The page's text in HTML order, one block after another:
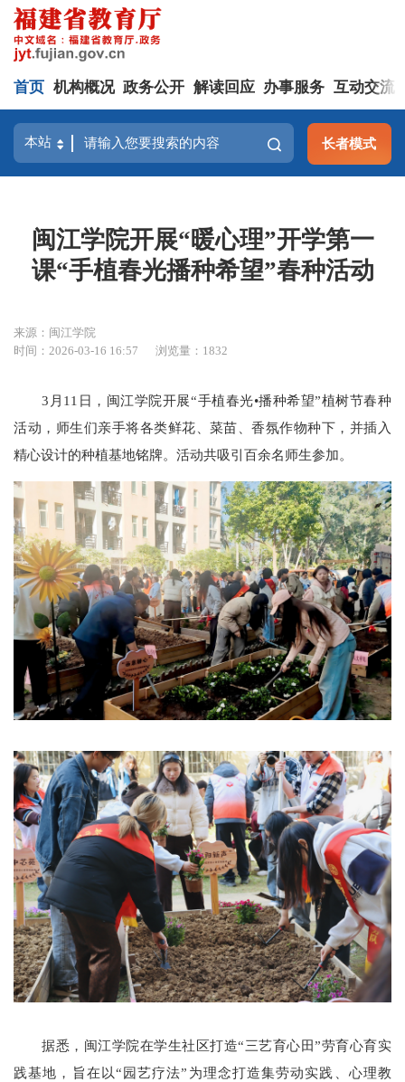
首页 机构概况 政务公开 解读回应 办事服务 互动交流
长者模式
闽江学院开展“暖心理”开学第一
课“手植春光播种希望”春种活动
来源：闽江学院
时间：2026-03-16 16:57
浏览量：1832
3月11日，闽江学院开展“手植春光•播种希望”植树节春种
活动，师生们亲手将各类鲜花、菜苗、香氛作物种下，并插入
精心设计的种植基地铭牌。活动共吸引百余名师生参加。
据悉，闽江学院在学生社区打造“三艺育心田”劳育心育实
践基地，旨在以“园艺疗法”为理念打造集劳动实践、心理教